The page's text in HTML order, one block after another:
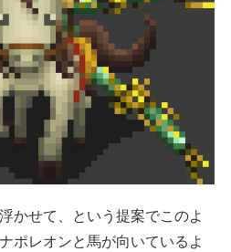
かせて、という提案でこのよ
ポレオンと馬が向いているよ